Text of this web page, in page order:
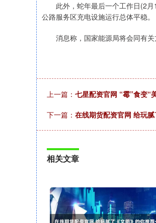
此外，蛇年最后一个工作日(2月
公路服务区充电设施运行总体平稳。
消息称，国家能源局将会同有关
上一篇： 七星配资官网 “霉”食变“
下一篇： 在线期货配资官网 给玩
相关文章